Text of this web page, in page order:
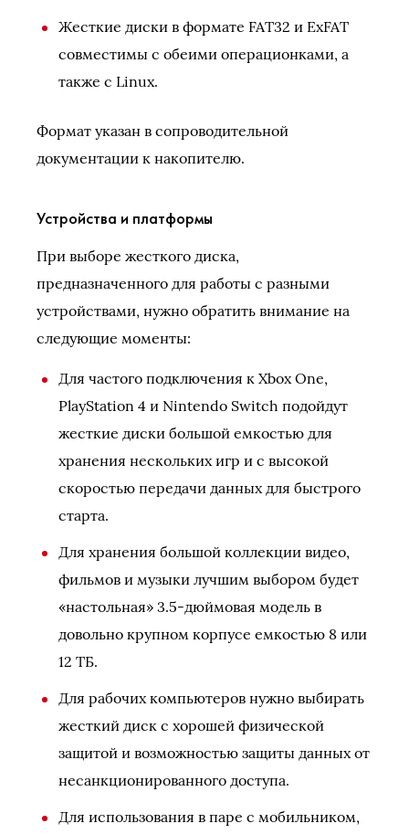
Жесткие диски в формате FAT32 и ExFAT
совместимы с обеими операционками, а
также с Linux.
Формат указан в сопроводительной
документации к накопителю.
Устройства и платформы
При выборе жесткого диска,
предназначенного для работы с разными
устройствами, нужно обратить внимание на
следующие моменты:
Для частого подключения к Xbox One,
PlayStation 4 и Nintendo Switch подойдут
жесткие диски большой емкостью для
хранения нескольких игр и с высокой
скоростью передачи данных для быстрого
старта.
Для хранения большой коллекции видео,
фильмов и музыки лучшим выбором будет
«настольная» 3.5-дюймовая модель в
довольно крупном корпусе емкостью 8 или
12 ТБ.
Для рабочих компьютеров нужно выбирать
жесткий диск с хорошей физической
защитой и возможностью защиты данных от
несанкционированного доступа.
Для использования в паре с мобильником,